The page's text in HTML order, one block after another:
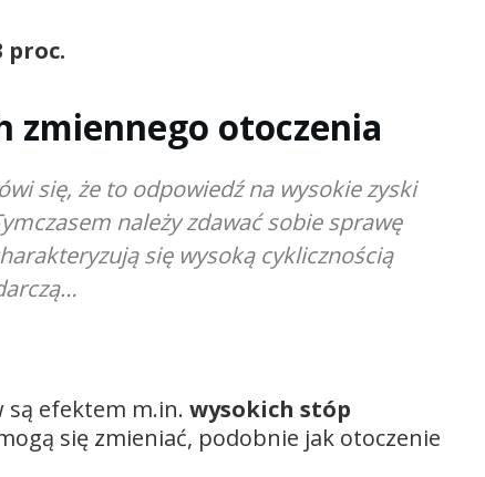
proc.
zmiennego otoczenia
się, że to odpowiedź na wysokie zyski
należy zdawać sobie sprawę
się wysoką cyklicznością
są efektem m.in. wysokich stóp
się zmieniać, podobnie jak otoczenie